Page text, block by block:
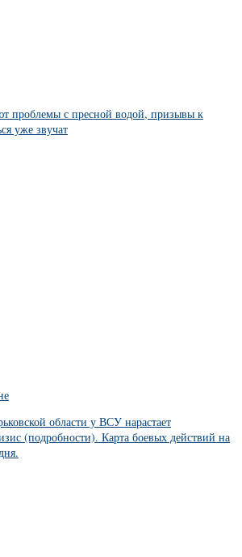
проблемы с пресной водой, призывы к
уже звучат
области у ВСУ нарастает
(подробности). Карта боевых действий на